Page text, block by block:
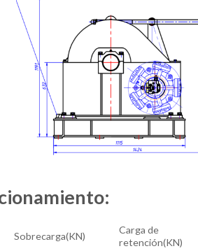
Sobrecarga(KN)
Carga de
retención(KN)